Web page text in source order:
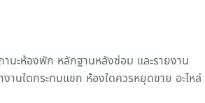
นะห้องพัก หลักฐานหลังซ่อม และรายงาน
านใดกระทบแขก ห้องใดควรหยุดขาย อะไหล่